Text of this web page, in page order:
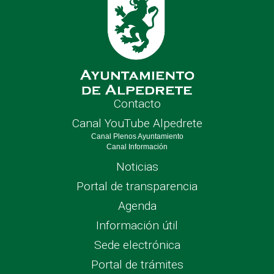
Contacto
Canal YouTube Alpedrete
Canal Plenos Ayuntamiento
Canal Información
Noticias
Portal de transparencia
Agenda
Información útil
Sede electrónica
Portal de trámites